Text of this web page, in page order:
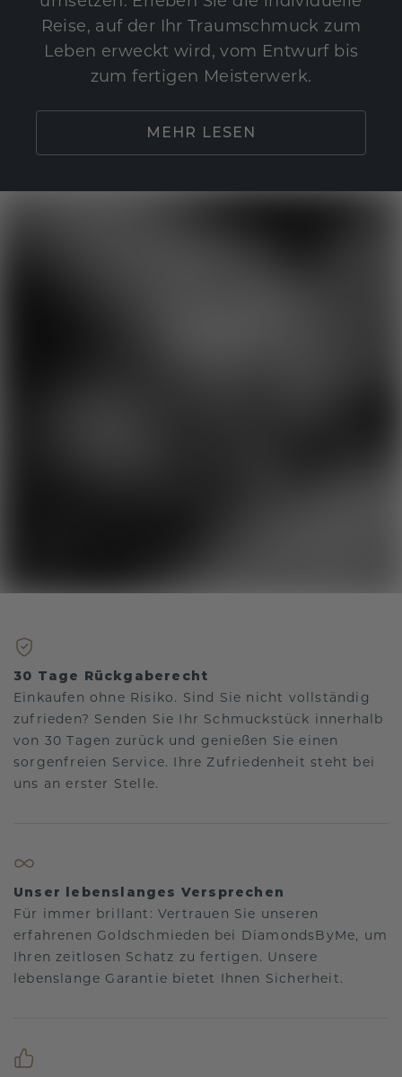
Reise, auf der Ihr Traumschmuck zum
Leben erweckt wird, vom Entwurf bis
zum fertigen Meisterwerk.
MEHR LESEN
30 Tage Rückgaberecht
Einkaufen ohne Risiko. Sind Sie nicht vollständig
zufrieden? Senden Sie Ihr Schmuckstück innerhalb
von 30 Tagen zurück und genießen Sie einen
sorgenfreien Service. Ihre Zufriedenheit steht bei
uns an erster Stelle.
Unser lebenslanges Versprechen
Für immer brillant: Vertrauen Sie unseren
erfahrenen Goldschmieden bei DiamondsByMe, um
Ihren zeitlosen Schatz zu fertigen. Unsere
lebenslange Garantie bietet Ihnen Sicherheit.